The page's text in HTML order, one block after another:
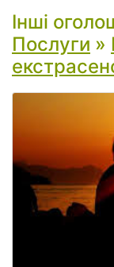
Інші
Послуги »